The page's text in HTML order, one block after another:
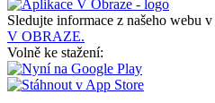
Sledujte informace z našeho webu v
V OBRAZE.
Volně ke stažení: